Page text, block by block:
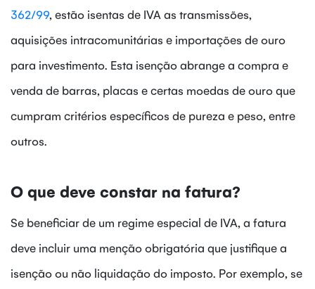
362/99, estão isentas de IVA as transmissões,
aquisições intracomunitárias e importações de ouro
para investimento. Esta isenção abrange a compra e
venda de barras, placas e certas moedas de ouro que
cumpram critérios específicos de pureza e peso, entre
outros.
O que deve constar na fatura?
Se beneficiar de um regime especial de IVA, a fatura
deve incluir uma menção obrigatória que justifique a
isenção ou não liquidação do imposto. Por exemplo, se